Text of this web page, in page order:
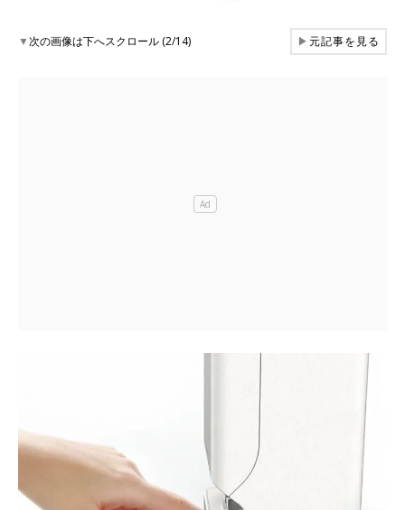
▼次の画像は下へスクロール (2/14) ▶元記事を見る